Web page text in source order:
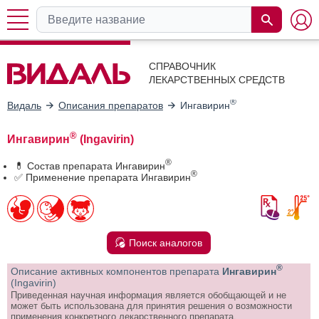
СПРАВОЧНИК
ЛЕКАРСТВЕННЫХ СРЕДСТВ
Видаль Описания препаратов Ингавирин®
Ингавирин® (Ingavirin)
💊 Состав препарата Ингавирин®
✅ Применение препарата Ингавирин®
Поиск аналогов
Описание активных компонентов препарата Ингавирин®
(Ingavirin)
Приведенная научная информация является обобщающей и не
может быть использована для принятия решения о возможности
применения конкретного лекарственного препарата.